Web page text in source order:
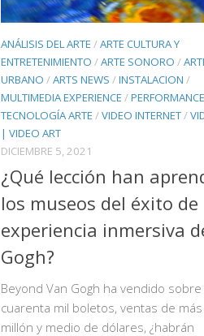
ANÁLISIS DEL ARTE /ARTE CULTURA Y
ENTRETENIMIENTO /ARTE SONORO /
URBANO /ARTS NEWS /INSTALACION /
MULTIMEDIA EXPERIENCE /PERFORMANCE
TECNOLOGÍA ARTE /VIDEO INTERNET/
| VIDEO ART
DICIEMBRE 5, 2021
¿Qué lección han
los museos del éxito de
experiencia inmersiva
Gogh?
Beyond Van Gogh ha vendido sobre
cuarenta mil boletos, ventas de
millón y medio de dólares, ¿habrán